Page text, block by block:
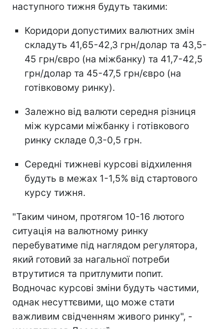
наступного тижня будуть такими:
Коридори допустимих валютних змін
складуть 41,65-42,3 грн/долар та 43,5-
45 грн/євро (на міжбанку) та 41,7-42,5
грн/долар та 45-47,5 грн/євро (на
готівковому ринку).
Залежно від валюти середня різниця
між курсами міжбанку і готівкового
ринку складе 0,3-0,5 грн.
Середні тижневі курсові відхилення
будуть в межах 1-1,5% від стартового
курсу тижня.
"Таким чином, протягом 10-16 лютого
ситуація на валютному ринку
перебуватиме під наглядом регулятора,
який готовий за нагальної потреби
втрутитися та притлумити попит.
Водночас курсові зміни будуть частими,
однак несуттєвими, що може стати
важливим свідченням живого ринку", -